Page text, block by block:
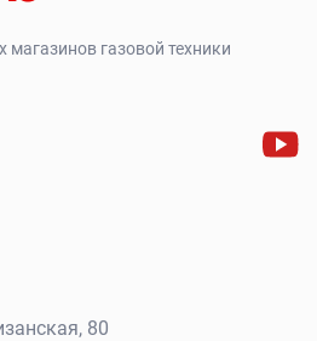
газовой техники
80